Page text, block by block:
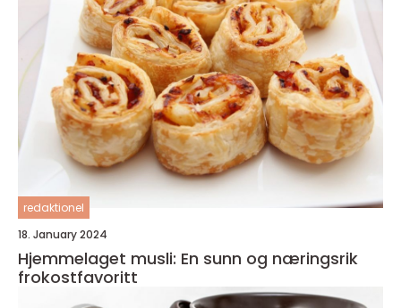
redaktionel
18. January 2024
Hjemmelaget musli: En sunn og næringsrik
frokostfavoritt